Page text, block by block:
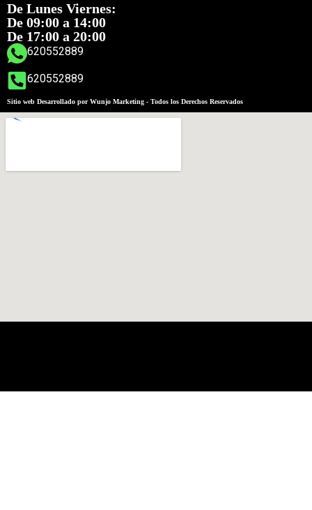
De Lunes Viernes:
De 09:00 a 14:00
De 17:00 a 20:00
620552889
620552889
Sitio web Desarrollado por Wunjo Marketing - Todos los Derechos Reservados